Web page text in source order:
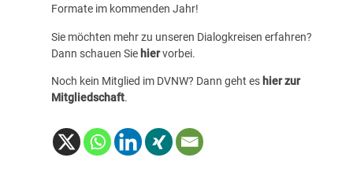
Formate im kommenden Jahr!
Sie möchten mehr zu unseren Dialogkreisen erfahren?
Dann schauen Sie hiervorbei.
Noch kein Mitglied im DVNW? Dann geht es hier zur
Mitgliedschaft.